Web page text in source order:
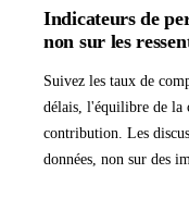
Indicateurs de
non sur les
Suivez les taux de
délais, l'équilibre de la
contribution. Les
données, non sur des